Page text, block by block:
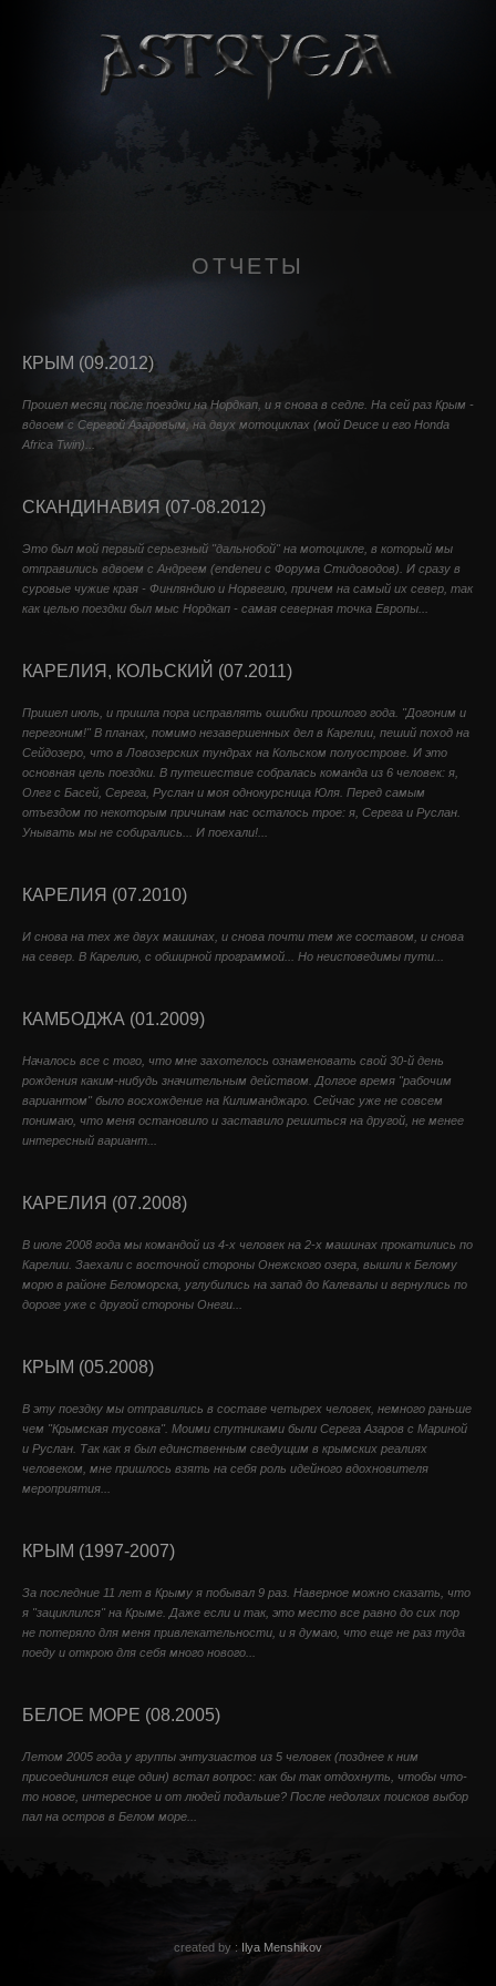
ОТЧЕТЫ
КРЫМ (09.2012)
Прошел месяц после поездки на Нордкап, и я снова в седле. На сей раз Крым -
вдвоем с Серегой Азаровым, на двух мотоциклах (мой Deuce и его Honda
Africa Twin)...
СКАНДИНАВИЯ (07-08.2012)
Это был мой первый серьезный "дальнобой" на мотоцикле, в который мы
отправились вдвоем с Андреем (endeneu с Форума Стидоводов). И сразу в
суровые чужие края - Финляндию и Норвегию, причем на самый их север, так
как целью поездки был мыс Нордкап - самая северная точка Европы...
КАРЕЛИЯ, КОЛЬСКИЙ (07.2011)
Пришел июль, и пришла пора исправлять ошибки прошлого года. "Догоним и
перегоним!" В планах, помимо незавершенных дел в Карелии, пеший поход на
Сейдозеро, что в Ловозерских тундрах на Кольском полуострове. И это
основная цель поездки. В путешествие собралась команда из 6 человек: я,
Олег с Басей, Серега, Руслан и моя однокурсница Юля. Перед самым
отъездом по некоторым причинам нас осталось трое: я, Серега и Руслан.
Унывать мы не собирались... И поехали!...
КАРЕЛИЯ (07.2010)
И снова на тех же двух машинах, и снова почти тем же составом, и снова
на север. В Карелию, с обширной программой... Но неисповедимы пути...
КАМБОДЖА (01.2009)
Началось все с того, что мне захотелось ознаменовать свой 30-й день
рождения каким-нибудь значительным действом. Долгое время "рабочим
вариантом" было восхождение на Килиманджаро. Сейчас уже не совсем
понимаю, что меня остановило и заставило решиться на другой, не менее
интересный вариант...
КАРЕЛИЯ (07.2008)
В июле 2008 года мы командой из 4-х человек на 2-х машинах прокатились по
Карелии. Заехали с восточной стороны Онежского озера, вышли к Белому
морю в районе Беломорска, углубились на запад до Калевалы и вернулись по
дороге уже с другой стороны Онеги...
КРЫМ (05.2008)
В эту поездку мы отправились в составе четырех человек, немного раньше
чем "Крымская тусовка". Моими спутниками были Серега Азаров с Мариной
и Руслан. Так как я был единственным сведущим в крымских реалиях
человеком, мне пришлось взять на себя роль идейного вдохновителя
мероприятия...
КРЫМ (1997-2007)
За последние 11 лет в Крыму я побывал 9 раз. Наверное можно сказать, что
я "зациклился" на Крыме. Даже если и так, это место все равно до сих пор
не потеряло для меня привлекательности, и я думаю, что еще не раз туда
поеду и открою для себя много нового...
БЕЛОЕ МОРЕ (08.2005)
Летом 2005 года у группы энтузиастов из 5 человек (позднее к ним
присоединился еще один) встал вопрос: как бы так отдохнуть, чтобы что-
то новое, интересное и от людей подальше? После недолгих поисков выбор
пал на остров в Белом море...
created by : Ilya Menshikov